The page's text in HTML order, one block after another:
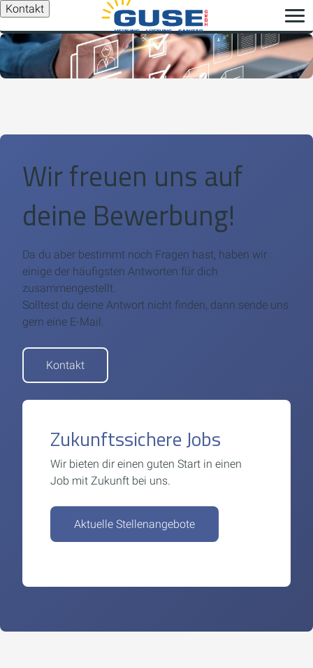
Kontakt
Wir freuen uns auf
deine Bewerbung!
Da du aber bestimmt noch Fragen hast, haben wir
einige der häufigsten Antworten für dich
zusammengestellt.
Solltest du deine Antwort nicht finden, dann sende uns
gern eine E-Mail.
Kontakt
Zukunftssichere Jobs
Wir bieten dir einen guten Start in einen
Job mit Zukunft bei uns.
Aktuelle Stellenangebote